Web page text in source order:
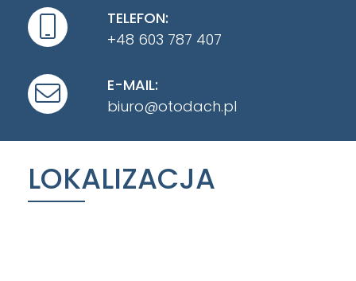
TELEFON:
+48 603 787 407
E-MAIL:
biuro@otodach.pl
LOKALIZACJA